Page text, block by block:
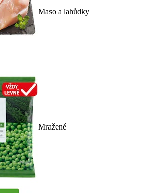
Maso a lahůdky
Mražené